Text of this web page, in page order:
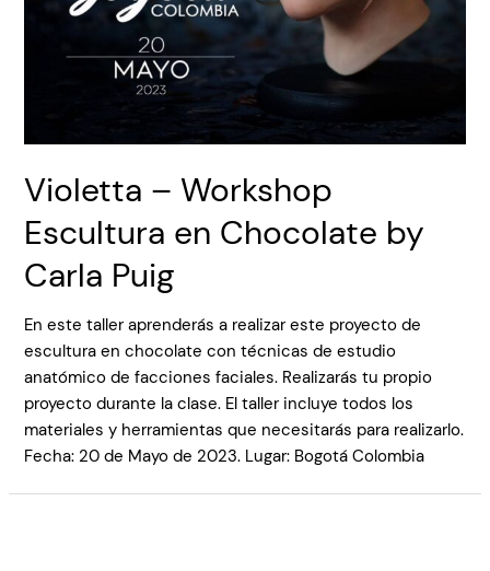
Violetta – Workshop
Escultura en Chocolate by
Carla Puig
En este taller aprenderás a realizar este proyecto de
escultura en chocolate con técnicas de estudio
anatómico de facciones faciales. Realizarás tu propio
proyecto durante la clase. El taller incluye todos los
materiales y herramientas que necesitarás para realizarlo.
Fecha: 20 de Mayo de 2023. Lugar: Bogotá Colombia